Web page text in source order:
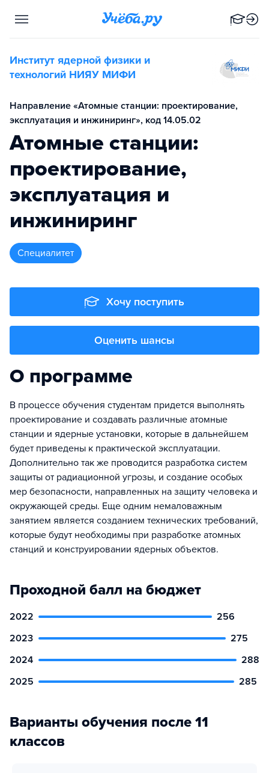
Институт ядерной физики и
технологий НИЯУ МИФИ
Направление «Атомные станции: проектирование,
эксплуатация и инжиниринг», код 14.05.02
Атомные станции:
проектирование,
эксплуатация и
инжиниринг
специалитет
Хочу поступить
Оценить шансы
О программе
В процессе обучения студентам придется выполнять
проектирование и создавать различные атомные
станции и ядерные установки, которые в дальнейшем
будет приведены к практической эксплуатации.
Дополнительно так же проводится разработка систем
защиты от радиационной угрозы, и создание особых
мер безопасности, направленных на защиту человека и
окружающей среды. Еще одним немаловажным
занятием является созданием технических требований,
которые будут необходимы при разработке атомных
станций и конструировании ядерных объектов.
Проходной балл на бюджет
2022
256
2023
275
2024
288
2025
285
Варианты обучения после 11
классов